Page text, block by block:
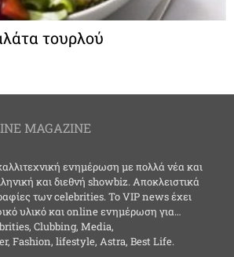
τουρλού
MAGAZINE
ενημέρωση με πολλά νέα και
και διεθνή showbiz. Αποκλειστικά
των celebrities. Το VIP news έχει
υλικό και online ενημέρωση για…
Clubbing, Media,
Fashion, lifestyle, Astra, Best Life.